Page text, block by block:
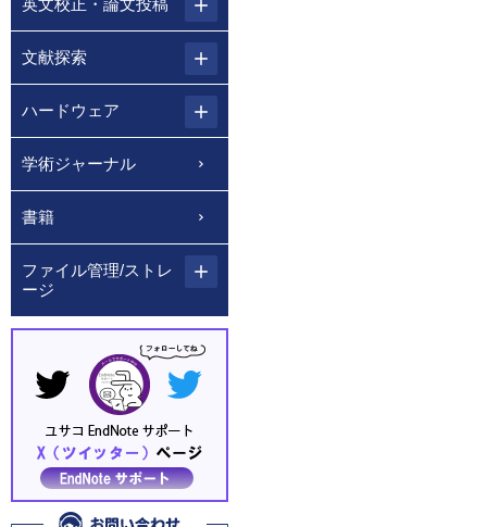
英文校正・論文投稿
文献探索
ハードウェア
学術ジャーナル
書籍
ファイル管理/ストレ
ージ